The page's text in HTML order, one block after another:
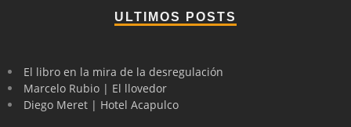
ULTIMOS POSTS
El libro en la mira de la desregulación
Marcelo Rubio | El llovedor
Diego Meret | Hotel Acapulco